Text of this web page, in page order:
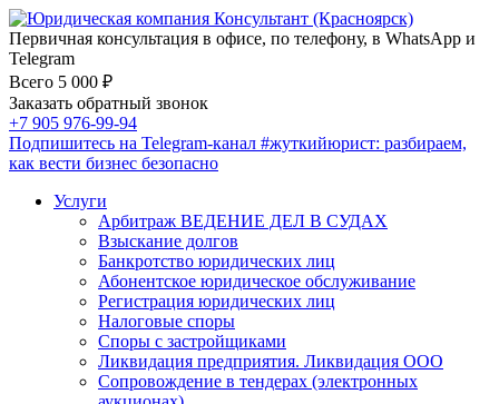
Первичная консультация в офисе, по телефону, в WhatsApp и
Telegram
Всего 5 000 ₽
Заказать обратный звонок
+7 905 976-99-94
Подпишитесь на Telegram-канал #жуткийюрист: разбираем,
как вести бизнес безопасно
Услуги
Арбитраж ВЕДЕНИЕ ДЕЛ В СУДАХ
Взыскание долгов
Банкротство юридических лиц
Абонентское юридическое обслуживание
Регистрация юридических лиц
Налоговые споры
Споры с застройщиками
Ликвидация предприятия. Ликвидация ООО
Сопровождение в тендерах (электронных